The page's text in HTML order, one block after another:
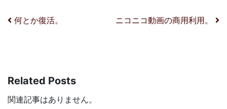
投稿ナビゲーション
何とか復活。 ニコニコ動画の商用利用。
Related Posts
関連記事はありません。